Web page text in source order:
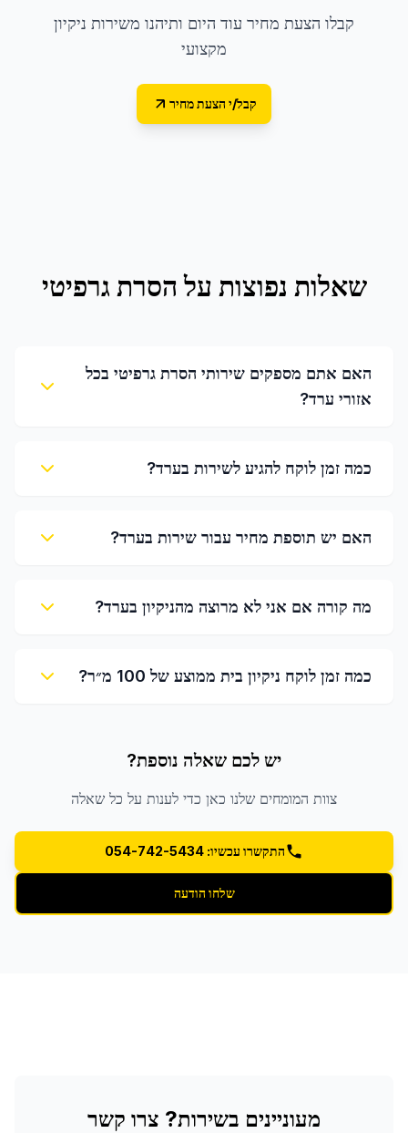
קבלו הצעת מחיר עוד היום ותיהנו משירות ניקיון
מקצועי
קבל/י הצעת מחיר
שאלות נפוצות עלהסרת גרפיטי
האם אתם מספקים שירותי הסרת גרפיטי בכל
אזורי ערד?
כמה זמן לוקח להגיע לשירות בערד?
האם יש תוספת מחיר עבור שירות בערד?
מה קורה אם אני לא מרוצה מהניקיון בערד?
כמה זמן לוקח ניקיון בית ממוצע של 100 מ״ר?
יש לכם שאלה נוספת?
צוות המומחים שלנו כאן כדי לענות על כל שאלה
התקשרו עכשיו: 054-742-5434
שלחו הודעה
מעוניינים בשירות? צרו קשר